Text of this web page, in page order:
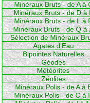
Minéraux Bruts - de A à
Minéraux Bruts - de D à
Minéraux Bruts - de L à
Minéraux Bruts - de Q à
Sélection de Minéraux
Agates d'Eau
Bipointes Naturelles
Géodes
Météorites
Zéolites
Minéraux Polis - de A à
Minéraux Polis - de C à